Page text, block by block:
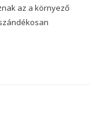
az a környező